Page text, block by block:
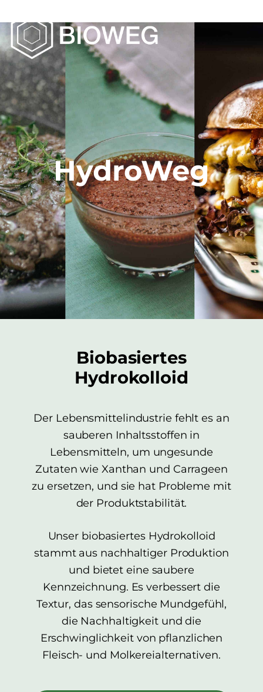
HydroWeg
Biobasiertes
Hydrokolloid
Der Lebensmittelindustrie fehlt es an
sauberen Inhaltsstoffen in
Lebensmitteln, um ungesunde
Zutaten wie Xanthan und Carrageen
zu ersetzen, und sie hat Probleme mit
der Produktstabilität.
Unser biobasiertes Hydrokolloid
stammt aus nachhaltiger Produktion
und bietet eine saubere
Kennzeichnung. Es verbessert die
Textur, das sensorische Mundgefühl,
die Nachhaltigkeit und die
Erschwinglichkeit von pflanzlichen
Fleisch- und Molkereialternativen.